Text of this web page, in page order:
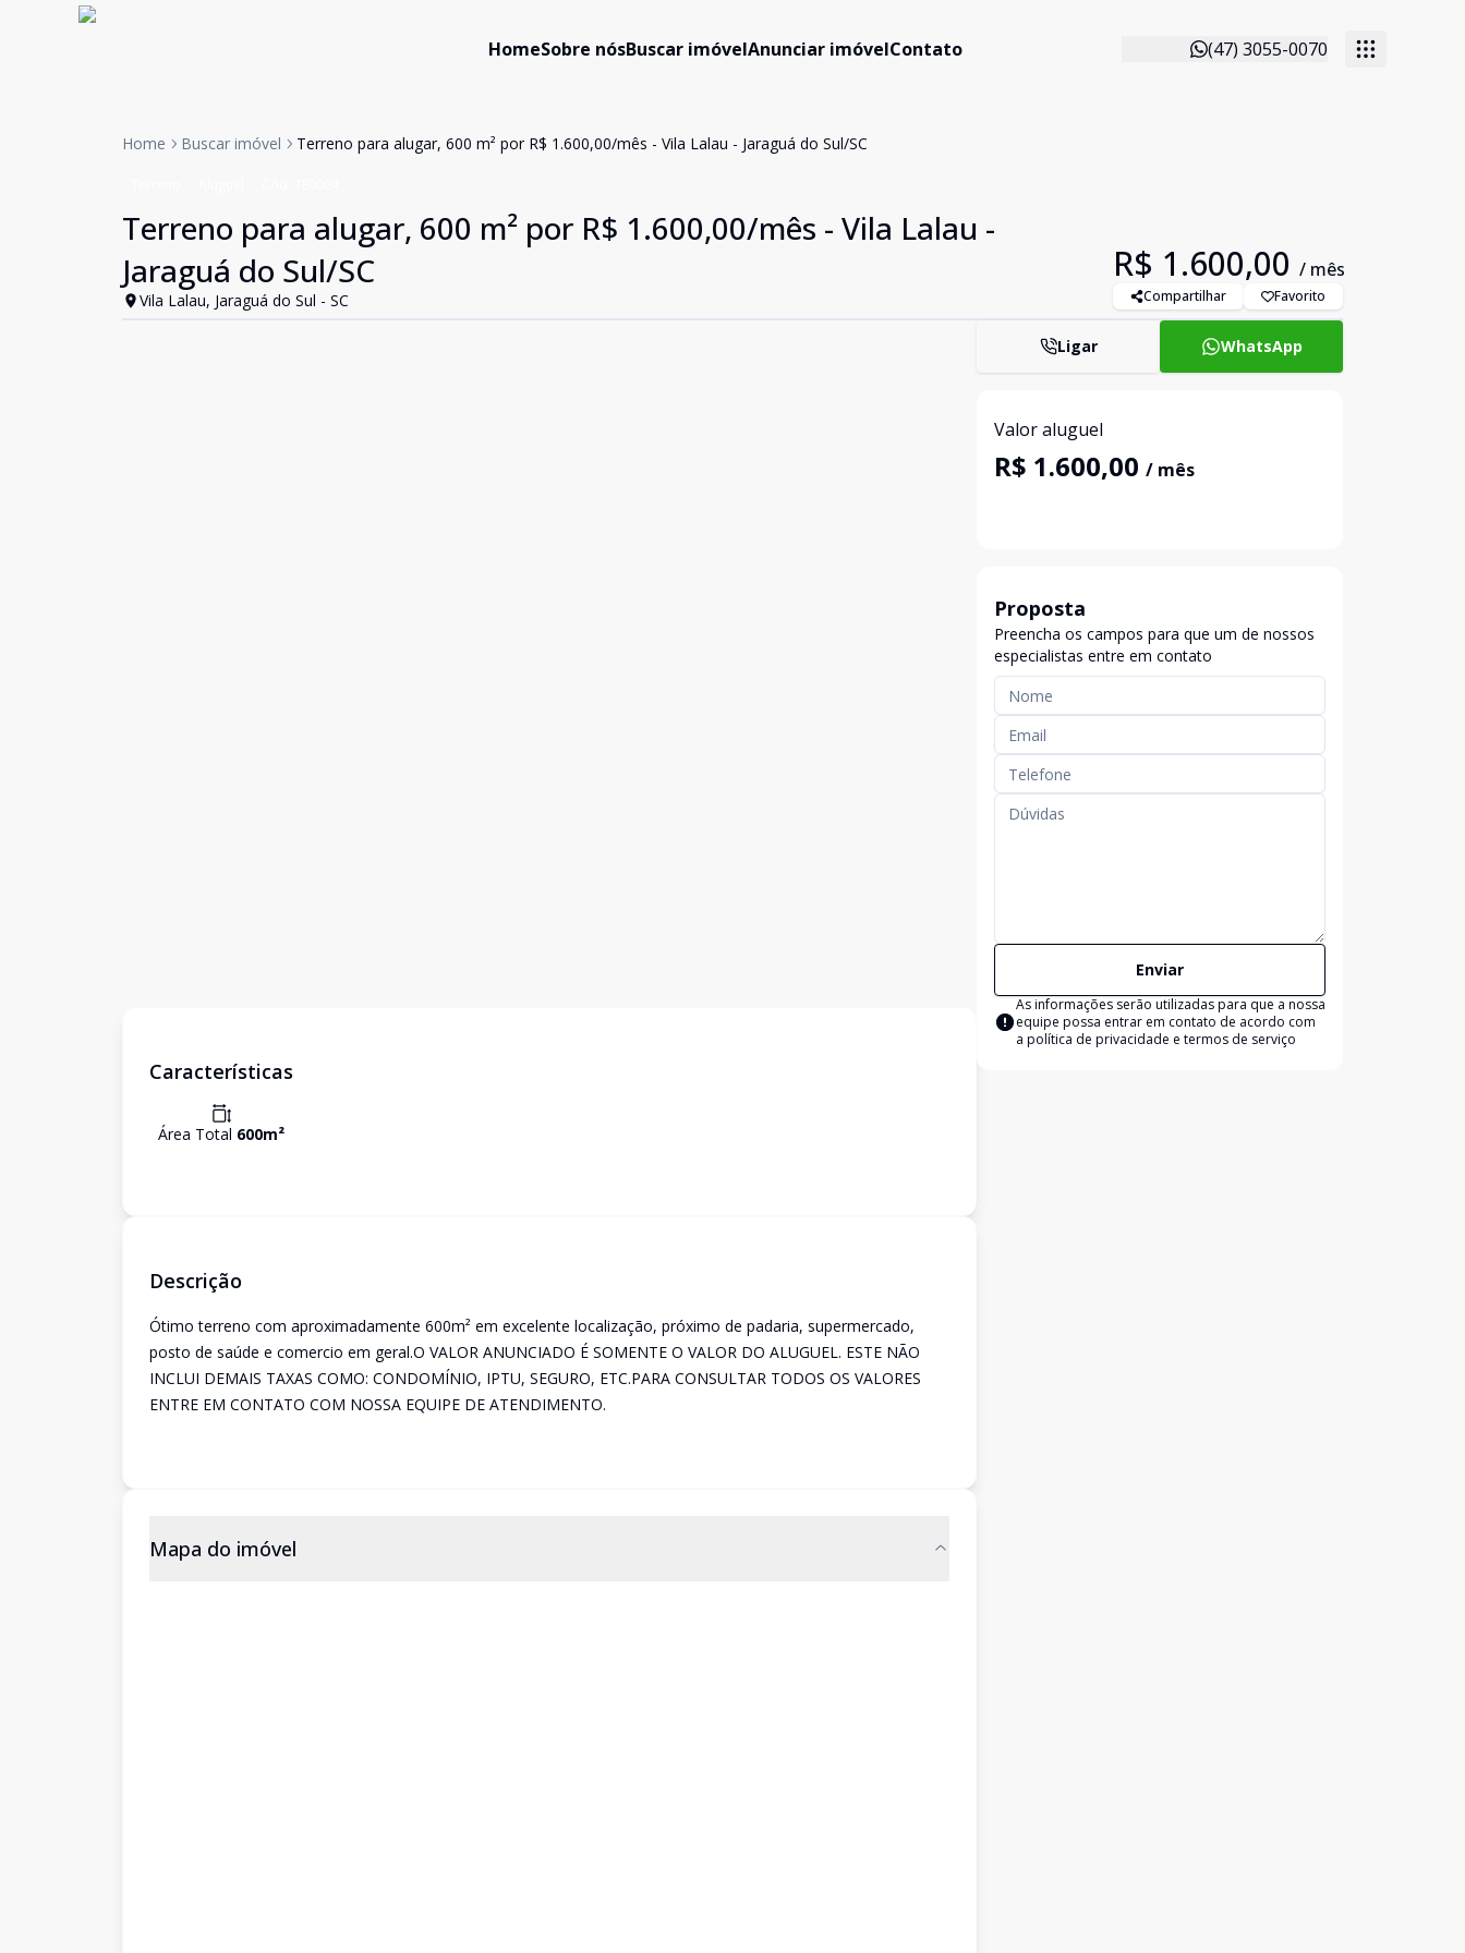
HomeSobre nósBuscar imóvelAnunciar imóvelContato (47) 3055-0070
Home Buscar imóvel Terreno para alugar, 600 m² por R$ 1.600,00/mês - Vila Lalau - Jaraguá do Sul/SC
Terreno para alugar, 600 m² por R$ 1.600,00/mês - Vila Lalau -
Jaraguá do Sul/SC
Vila Lalau, Jaraguá do Sul - SC
R$ 1.600,00 / mês
Compartilhar Favorito
Características
Área Total 600m²
Descrição
Ótimo terreno com aproximadamente 600m² em excelente localização, próximo de padaria, supermercado,
posto de saúde e comercio em geral.O VALOR ANUNCIADO É SOMENTE O VALOR DO ALUGUEL. ESTE NÃO
INCLUI DEMAIS TAXAS COMO: CONDOMÍNIO, IPTU, SEGURO, ETC.PARA CONSULTAR TODOS OS VALORES
ENTRE EM CONTATO COM NOSSA EQUIPE DE ATENDIMENTO.
Mapa do imóvel
Ligar WhatsApp
Valor aluguel
R$ 1.600,00 / mês
Proposta
Preencha os campos para que um de nossos
especialistas entre em contato
Enviar
As informações serão utilizadas para que a nossa
equipe possa entrar em contato de acordo com
a política de privacidade e termos de serviço